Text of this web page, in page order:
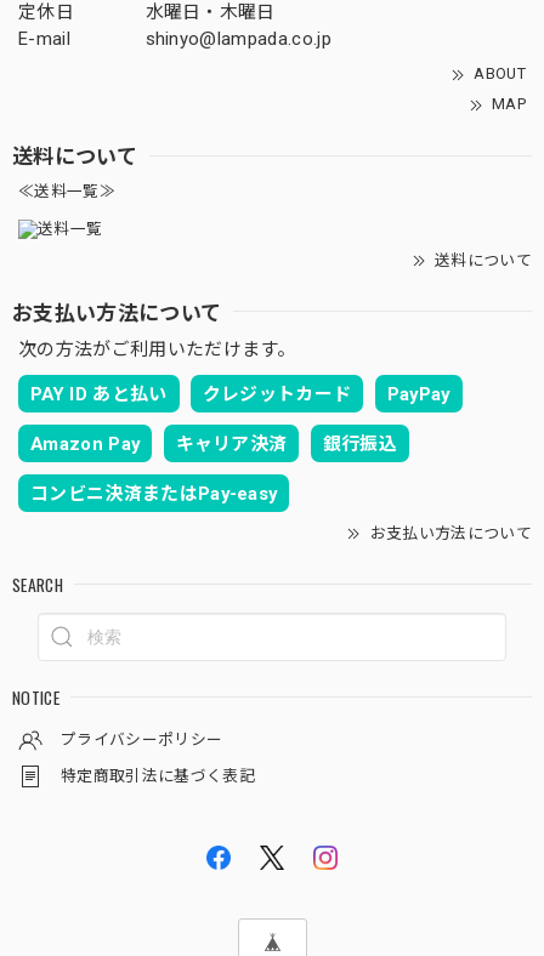
定休日
水曜日・木曜日
E-mail
shinyo@lampada.co.jp
ABOUT
MAP
送料について
≪送料一覧≫
送料について
お支払い方法について
次の方法がご利用いただけます。
PAY ID あと払い クレジットカード PayPay
Amazon Pay キャリア決済 銀行振込
コンビニ決済またはPay-easy
お支払い方法について
SEARCH
NOTICE
プライバシーポリシー
特定商取引法に基づく表記